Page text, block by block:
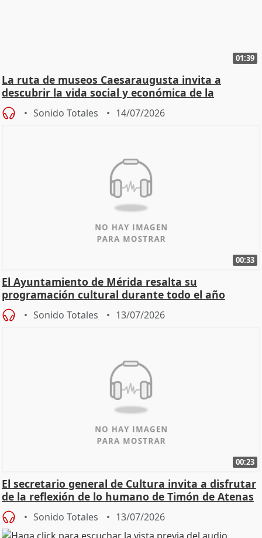
01:39
La ruta de museos Caesaraugusta invita a
descubrir la vida social y económica de la
Zaragoza ro
Sonido Totales 14/07/2026
00:33
El Ayuntamiento de Mérida resalta su
programación cultural durante todo el año
Sonido Totales 13/07/2026
00:23
El secretario general de Cultura invita a disfrutar
de la reflexión de lo humano de Timón de Atenas
Sonido Totales 13/07/2026